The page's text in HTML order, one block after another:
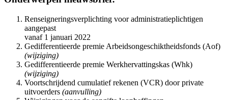
Renseigneringsverplichting voor administratieplichtigen
aangepast
vanaf 1 januari 2022
Gedifferentieerde premie Arbeidsongeschiktheidsfonds (Aof)
(wijziging)
Gedifferentieerde premie Werkhervattingskas (Whk)
(wijziging)
Voortschrijdend cumulatief rekenen (VCR) door private
uitvoerders (aanvulling)